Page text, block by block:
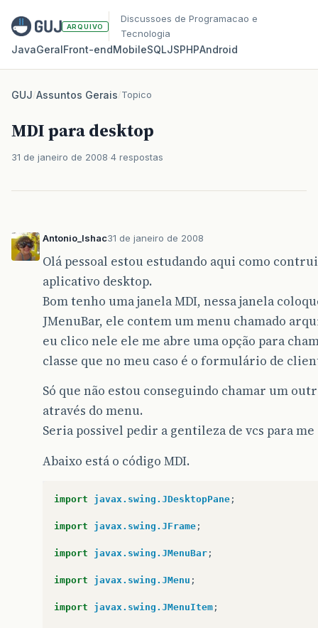
ARQUIVO
Discussoes de Programacao e
Tecnologia
JavaGeralFront‑endMobileSQLJSPHPAndroid
GUJ/Assuntos Gerais/Topico
MDI para desktop
31 de janeiro de 2008 4 respostas
Antonio_Ishac31 de janeiro de 2008
Olá pessoal estou estudando aqui como
aplicativo desktop.
Bom tenho uma janela MDI, nessa janela
JMenuBar, ele contem um menu chamado
eu clico nele ele me abre uma opção para
classe que no meu caso é o formulário de
Só que não estou conseguindo chamar um
através do menu.
Seria possivel pedir a gentileza de vcs para
Abaixo está o código MDI.
import javax.swing.JDesktopPane ;
import javax.swing.JFrame ;
import javax.swing.JMenuBar ;
import javax.swing.JMenu ;
import javax.swing.JMenuItem ;